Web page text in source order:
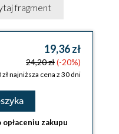
fragment
19,36 zł
24,20 zł(-20%)
zł najniższa cena z 30 dni
zakupu